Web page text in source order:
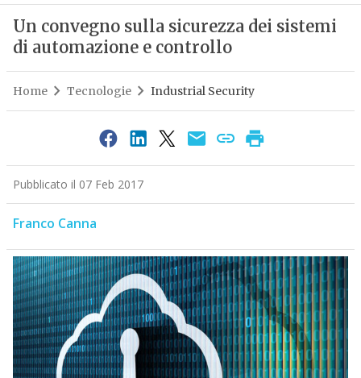
Un convegno sulla sicurezza dei sistemi
di automazione e controllo
Home Tecnologie Industrial Security
Pubblicato il 07 Feb 2017
Franco Canna